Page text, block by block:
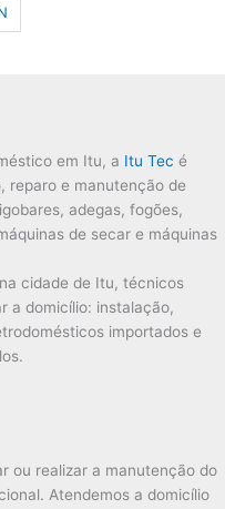
em Itu, a Itu Tec é
reparo e manutenção de
adegas, fogões,
de secar e máquinas
cidade de Itu, técnicos
a domicílio: instalação,
importados e
ou realizar a manutenção do
Atendemos a domicílio